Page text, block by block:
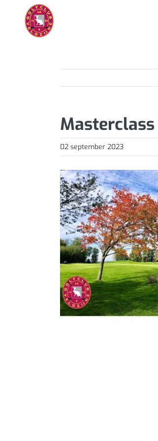
inhoud
02 september 2023